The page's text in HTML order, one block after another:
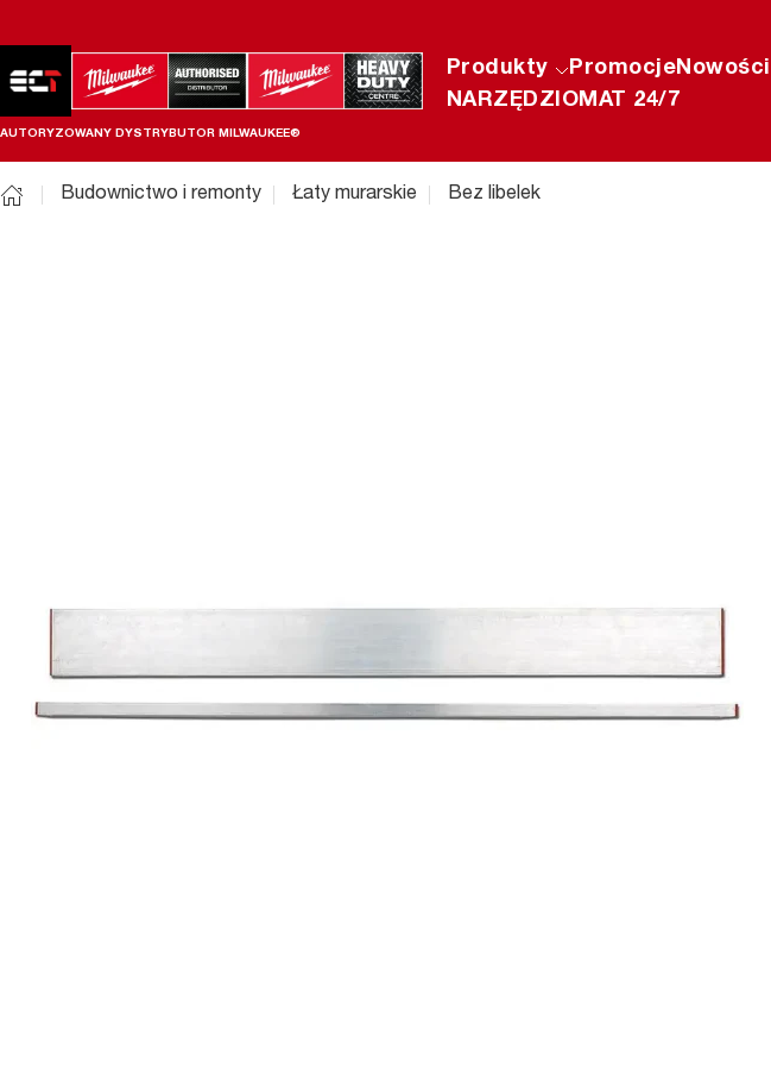
AUTORYZOWANY DYSTRYBUTOR MILWAUKEE®
Produkty PromocjeNowości
NARZĘDZIOMAT 24/7
Budownictwo i remonty Łaty murarskie Bez libelek